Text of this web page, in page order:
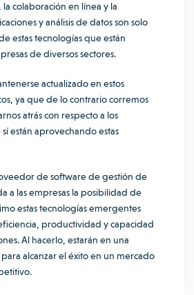
la colaboración en línea y la
y análisis de datos son solo
estas tecnologías que están
de diversos sectores.
actualizado en estos
ya que de lo contrario corremos
atrás con respecto a los
están aprovechando estas
de software de gestión de
a las empresas la posibilidad de
estas tecnologías emergentes
productividad y capacidad
Al hacerlo, estarán en una
alcanzar el éxito en un mercado